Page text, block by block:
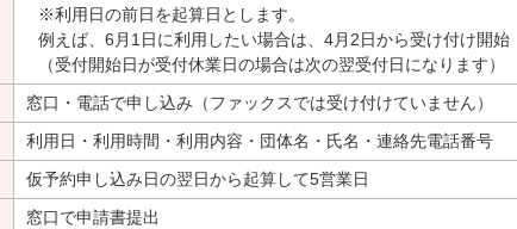
※利用日の前日を起算日とします。
例えば、6月1日に利用したい場合は、4月2日から受け付け開始
（受付開始日が受付休業日の場合は次の翌受付日になります）
窓口・電話で申し込み（ファックスでは受け付けていません）
利用日・利用時間・利用内容・団体名・氏名・連絡先電話番号
仮予約申し込み日の翌日から起算して5営業日
窓口で申請書提出